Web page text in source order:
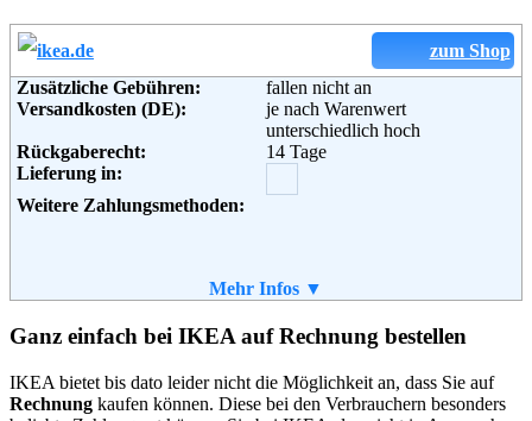
zum Shop
Zusätzliche Gebühren:
fallen nicht an
Versandkosten (DE):
je nach Warenwert
unterschiedlich hoch
Rückgaberecht:
14 Tage
Lieferung in:
Weitere Zahlungsmethoden:
IKEA Deutschland GmbH & Co.
Am Wandersmann 2 - 4
65719 Hofheim-Wallau
Telefon:
061 92 / 93 99999
Email:
kontakt.de@ikea.com
Mehr Infos ▼
Ganz einfach bei IKEA auf Rechnung bestellen
IKEA bietet bis dato leider nicht die Möglichkeit an, dass Sie auf
Rechnung kaufen können. Diese bei den Verbrauchern besonders